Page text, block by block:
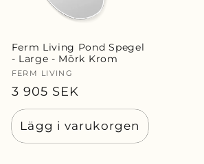
Ferm Living Pond Spegel
- Large - Mörk Krom
Säljare:
FERM LIVING
Ordinarie
pris
3 905 SEK
Lägg i varukorgen